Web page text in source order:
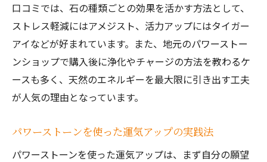
口コミでは、石の種類ごとの効果を活かす方法として、
ストレス軽減にはアメジスト、活力アップにはタイガー
アイなどが好まれています。また、地元のパワーストー
ンショップで購入後に浄化やチャージの方法を教わるケ
ースも多く、天然のエネルギーを最大限に引き出す工夫
が人気の理由となっています。
パワーストーンを使った運気アップの実践法
パワーストーンを使った運気アップは、まず自分の願望